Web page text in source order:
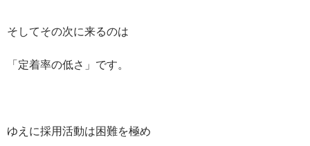
そしてその次に来るのは
「定着率の低さ」です。
ゆえに採用活動は困難を極め